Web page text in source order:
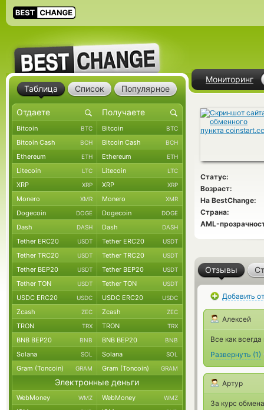
Мониторинг
Статус:
Возраст:
На BestChange:
Страна:
AML-
Отзывы
Добавить
Алексей
Все как
Развернуть (1)
Артур
За курс
Таблица Список Популярное
Bitcoin BTC Bitcoin BTC
Bitcoin Cash BCH Bitcoin Cash BCH
Ethereum ETH Ethereum ETH
Litecoin LTC Litecoin LTC
XRP XRP XRP XRP
Monero XMR Monero XMR
Dogecoin DOGE Dogecoin DOGE
Dash DASH Dash DASH
Tether ERC20 USDT Tether ERC20 USDT
Tether TRC20 USDT Tether TRC20 USDT
Tether BEP20 USDT Tether BEP20 USDT
Tether TON USDT Tether TON USDT
USDC ERC20 USDC USDC ERC20 USDC
Zcash ZEC Zcash ZEC
TRON TRX TRON TRX
BNB BEP20 BNB BNB BEP20 BNB
Solana SOL Solana SOL
Gram (Toncoin) GRAM Gram (Toncoin) GRAM
Электронные деньги
WebMoney WMZ WebMoney WMZ